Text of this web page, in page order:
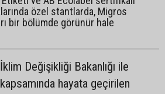
özel stantlarda, Migros
bir bölümde görünür hale
Değişikliği Bakanlığı ile
hayata geçirilen